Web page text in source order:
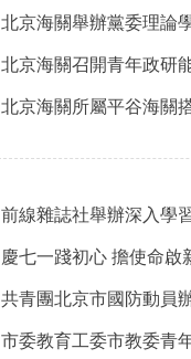
北京海關舉辦黨委理論
北京海關召開青年政研
北京海關所屬平谷海關
前線雜誌社舉辦深入學
慶七一踐初心 擔使命
共青團北京市國防動員
市委教育工委市教委青